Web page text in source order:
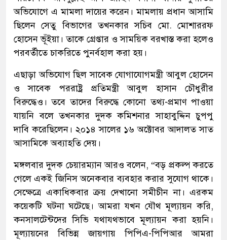
অভিযোগে এ মামলা দায়ের করেন। মামলায় প্রধান আসামি
ছিলেন সেতু বিভাগের তখনকার সচিব মো. মোশাররফ
হোসেন ভূঁইয়া। তাকে গ্রেপ্তার ও সাময়িক বরখাস্ত করা হলেও
পরবর্তীতে চাকরিতে পুনর্বহাল করা হয়।
এছাড়া অভিযোগ ছিল সাবেক যোগাযোগমন্ত্রী আবুল হোসেন
ও সাবেক পররাষ্ট্র প্রতিমন্ত্রী আবুল হাসান চৌধুরীর
বিরুদ্ধেও। তবে তাদের বিরুদ্ধে কোনো তথ্য-প্রমাণ পাওয়া
যায়নি বলে তখনকার দুদক কমিশনার সাহাবুদ্দিন চুপপু
দাবি করেছিলেন। ২০১৪ সালের ১৬ অক্টোবর আদালত সাত
আসামিকে অব্যাহতি দেয়।
মঙ্গলবার দুদক চেয়ারম্যান আরও বলেন, “বড় প্রকল্প করতে
গেলে একই জিনিস অনেকবার ব্যবহার করার সুযোগ থাকে।
সেক্ষেত্রে একাধিকবার ক্রয় দেখানো সমীচীন না। এরকম
কয়েকটি ঘটনা ঘটেছে। আমরা যখন যৌথ মূল্যায়ন করি,
কনসালটেন্টদের সিভি যথাযথভাবে মূল্যায়ন করা হয়নি।
মূল্যায়নের বিভিন্ন জায়গায় পিপিএ-পিপিআর আমরা